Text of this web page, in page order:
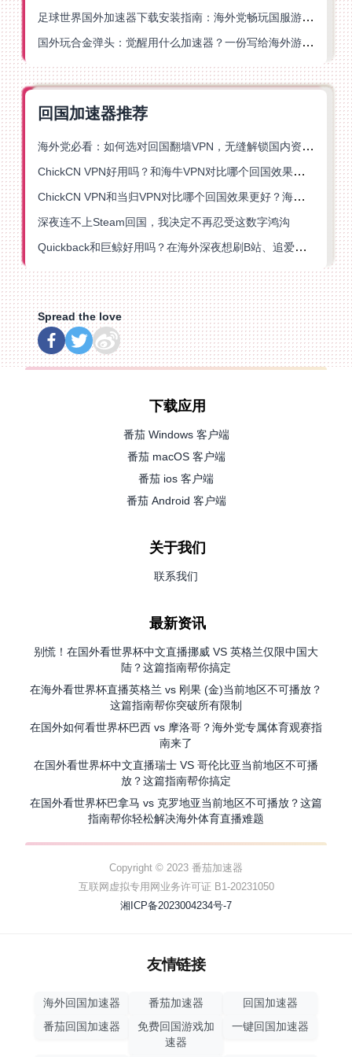
足球世界国外加速器下载安装指南：海外党畅玩国服游戏的终极解决方案
国外玩合金弹头：觉醒用什么加速器？一份写给海外游子的畅玩指南
回国加速器推荐
海外党必看：如何选对回国翻墙VPN，无缝解锁国内资源？
ChickCN VPN好用吗？和海牛VPN对比哪个回国效果更好？
ChickCN VPN和当归VPN对比哪个回国效果更好？海外党亲测后选了它
深夜连不上Steam回国，我决定不再忍受这数字鸿沟
Quickback和巨鲸好用吗？在海外深夜想刷B站、追爱奇艺的你，或许正需要这份答案
Spread the love
下载应用
番茄 Windows 客户端
番茄 macOS 客户端
番茄 ios 客户端
番茄 Android 客户端
关于我们
联系我们
最新资讯
别慌！在国外看世界杯中文直播挪威 VS 英格兰仅限中国大
陆？这篇指南帮你搞定
在海外看世界杯直播英格兰 vs 刚果 (金)当前地区不可播放？
这篇指南帮你突破所有限制
在国外如何看世界杯巴西 vs 摩洛哥？海外党专属体育观赛指
南来了
在国外看世界杯中文直播瑞士 VS 哥伦比亚当前地区不可播
放？这篇指南帮你搞定
在国外看世界杯巴拿马 vs 克罗地亚当前地区不可播放？这篇
指南帮你轻松解决海外体育直播难题
Copyright © 2023 番茄加速器
互联网虚拟专用网业务许可证 B1-20231050
湘ICP备2023004234号-7
友情链接
海外回国加速器 番茄加速器
回国加速器
番茄回国加速器
免费回国游戏加
速器
一键回国加速器